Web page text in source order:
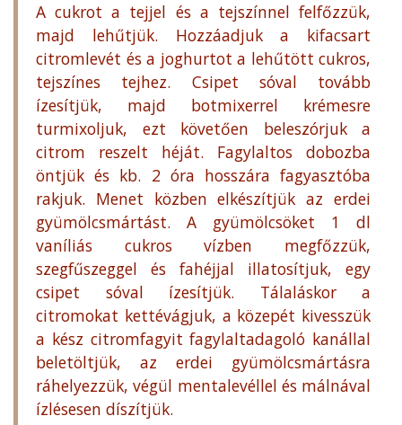
A cukrot a tejjel és a tejszínnel felfőzzük,
majd lehűtjük. Hozzáadjuk a kifacsart
citromlevét és a joghurtot a lehűtött cukros,
tejszínes tejhez. Csipet sóval tovább
ízesítjük, majd botmixerrel krémesre
turmixoljuk, ezt követően beleszórjuk a
citrom reszelt héját. Fagylaltos dobozba
öntjük és kb. 2 óra hosszára fagyasztóba
rakjuk. Menet közben elkészítjük az erdei
gyümölcsmártást. A gyümölcsöket 1 dl
vaníliás cukros vízben megfőzzük,
szegfűszeggel és fahéjjal illatosítjuk, egy
csipet sóval ízesítjük. Tálaláskor a
citromokat kettévágjuk, a közepét kivesszük
a kész citromfagyit fagylaltadagoló kanállal
beletöltjük, az erdei gyümölcsmártásra
ráhelyezzük, végül mentalevéllel és málnával
ízlésesen díszítjük.